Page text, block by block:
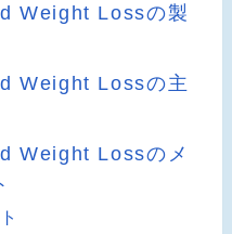
Weight Lossの製
Weight Lossの主
Weight Lossのメ